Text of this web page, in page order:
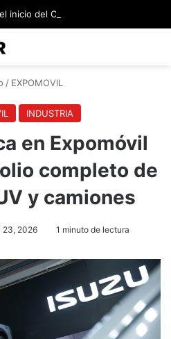
/ EXPOMOVIL
INDUSTRIA
en Expomóvil
completo de
y camiones
23, 2026 1 minuto de lectura